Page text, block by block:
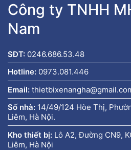
Công ty TNHH
Nam
SĐT: 0246.686.53.48
Hotline: 0973.081.446
Email:
Số nhà: 14/49/124 Hòe Thị,
Liêm, Hà Nội.
Kho thiết bị: Lô A2, Đường CN9,
Liêm, Hà Nội